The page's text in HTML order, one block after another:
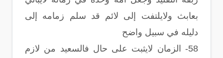
بعابث ولايلتفت إلى لائم قد سلم زمامه إلى
دليله في سبيل واضح
58- الزمان لايثبت على حال فالسعيد من لازم